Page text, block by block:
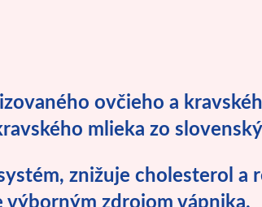
ovčieho a
mlieka zo
znižuje cholesterol a
zdrojom vápnika.